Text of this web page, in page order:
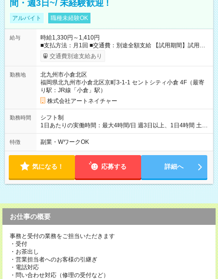
間・週3日~/ 未経験歓迎 !
アルバイト 職種未経験OK
給与
時給1,330円～1,410円
■支払方法：月1回 ■交通費：別途全額支給 【試用期間】試用期
間あり 試用期間の長さ：6ヶ月 雇用形態、給与は本採用時と同
じです。
交通費別途支給あり
勤務地
北九州市小倉北区
福岡県北九州市小倉北区京町3-1-1 セントシティ小倉 4F（最寄
り駅：JR線「小倉」駅）
株式会社アートネイチャー
勤務時間
シフト制
1日あたりの実働時間：最大4時間/日 週3日以上、1日4時間 土曜
や日曜のお休みも応相談 16:05～20:05 「昼間のレジの仕事とW
ワークで働きたい」 「夕食後の空いている時間を有効活用した
特徴 副業・WワークOK
気になる！ 応募する 詳細へ
お仕事の概要
事務と受付の業務をご担当いただきます
・受付
・お茶出し
・営業担当者へのお客様の引継ぎ
・電話対応
・問い合わせ対応（修理の受付など）